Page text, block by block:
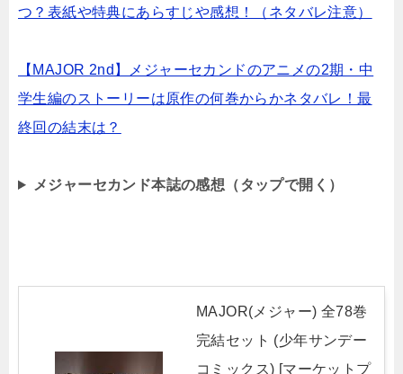
つ？表紙や特典にあらすじや感想！（ネタバレ注意）
【MAJOR 2nd】メジャーセカンドのアニメの2期・中
学生編のストーリーは原作の何巻からかネタバレ！最
終回の結末は？
メジャーセカンド本誌の感想（タップで開く）
MAJOR(メジャー) 全78巻
完結セット (少年サンデー
コミックス) [マーケットプ